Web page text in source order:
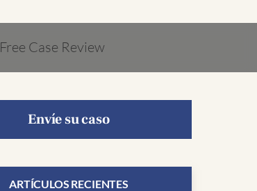
Free Case Review
Envíe su caso
ARTÍCULOS RECIENTES